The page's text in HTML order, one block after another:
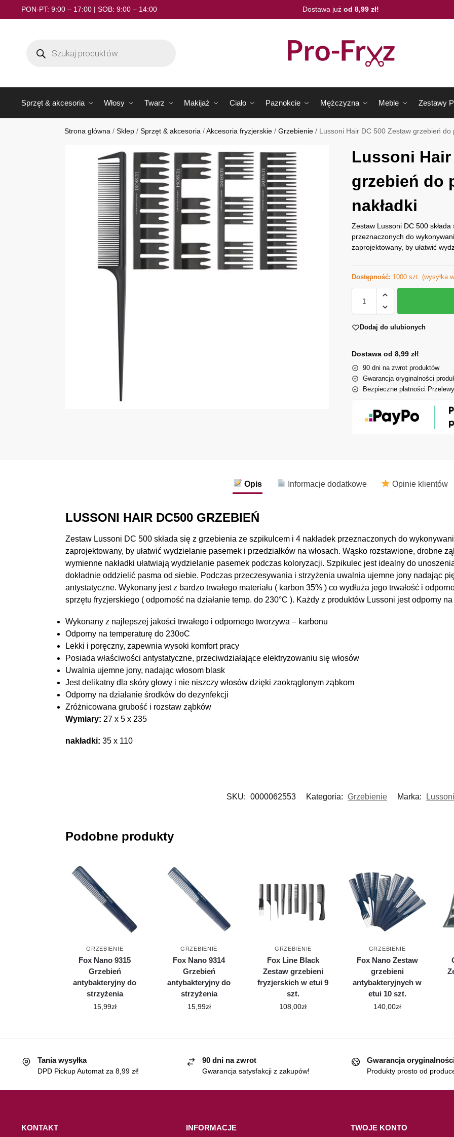
PON-PT: 9:00 – 17:00 | SOB: 9:00 – 14:00 Dostawa już od 8,99 zł!
Sprzęt & akcesoria Włosy Twarz Makijaż Ciało Paznokcie Mężczyzna Meble Zestawy
Strona główna /Sklep /Sprzęt & akcesoria /Akcesoria fryzjerskie /Grzebienie / Lussoni Hair DC 500 Zestaw grzebień do
Lussoni Hair
grzebień do
nakładki
Zestaw Lussoni DC 500
przeznaczonych do
zaprojektowany, by ułatwić
Dostępność: 1000 szt. (wysyłka
Dodaj do ulubionych
Dostawa od 8,99 zł!
90 dni na zwrot produktów
Gwarancja oryginalności
Bezpieczne płatności
Opis Informacje dodatkowe Opinie klientów
LUSSONI HAIR DC500 GRZEBIEŃ
Zestaw Lussoni DC 500 składa się z grzebienia ze szpikulcem i 4 nakładek przeznaczonych do
zaprojektowany, by ułatwić wydzielanie pasemek i przedziałków na włosach. Wąsko rozstawione, drobne
wymienne nakładki ułatwiają wydzielanie pasemek podczas koloryzacji. Szpikulec jest idealny do
dokładnie oddzielić pasma od siebie. Podczas przeczesywania i strzyżenia uwalnia ujemne jony nadając
antystatyczne. Wykonany jest z bardzo trwałego materiału ( karbon 35% ) co wydłuża jego trwałość i
sprzętu fryzjerskiego ( odporność na działanie temp. do 230°C ). Każdy z produktów Lussoni jest odporny
Wykonany z najlepszej jakości trwałego i odpornego tworzywa – karbonu
Odporny na temperaturę do 230oC
Lekki i poręczny, zapewnia wysoki komfort pracy
Posiada właściwości antystatyczne, przeciwdziałające elektryzowaniu się włosów
Uwalnia ujemne jony, nadając włosom blask
Jest delikatny dla skóry głowy i nie niszczy włosów dzięki zaokrąglonym ząbkom
Odporny na działanie środków do dezynfekcji
Zróżnicowana grubość i rozstaw ząbków
Wymiary: 27 x 5 x 235
nakładki: 35 x 110
SKU: 0000062553 Kategoria: Grzebienie Marka: Lussoni
Podobne produkty
GRZEBIENIE
Fox Nano 9315
Grzebień
antybakteryjny do
strzyżenia
15,99zł
GRZEBIENIE
Fox Nano 9314
Grzebień
antybakteryjny do
strzyżenia
15,99zł
GRZEBIENIE
Fox Line Black
Zestaw grzebieni
fryzjerskich w etui 9
szt.
108,00zł
GRZEBIENIE
Fox Nano Zestaw
grzebieni
antybakteryjnych w
etui 10 szt.
140,00zł
Tania wysyłka
DPD Pickup Automat za 8,99 zł!
90 dni na zwrot
Gwarancja satysfakcji z zakupów!
Gwarancja
Produkty prosto od
KONTAKT INFORMACJE TWOJE KONTO